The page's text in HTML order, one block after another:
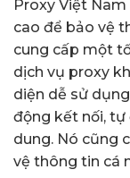
Proxy Việt
cao để bảo vệ
cung cấp một
dịch vụ proxy
diện dễ sử
động kết nối, tự
dung. Nó cũng
vệ thông tin cá